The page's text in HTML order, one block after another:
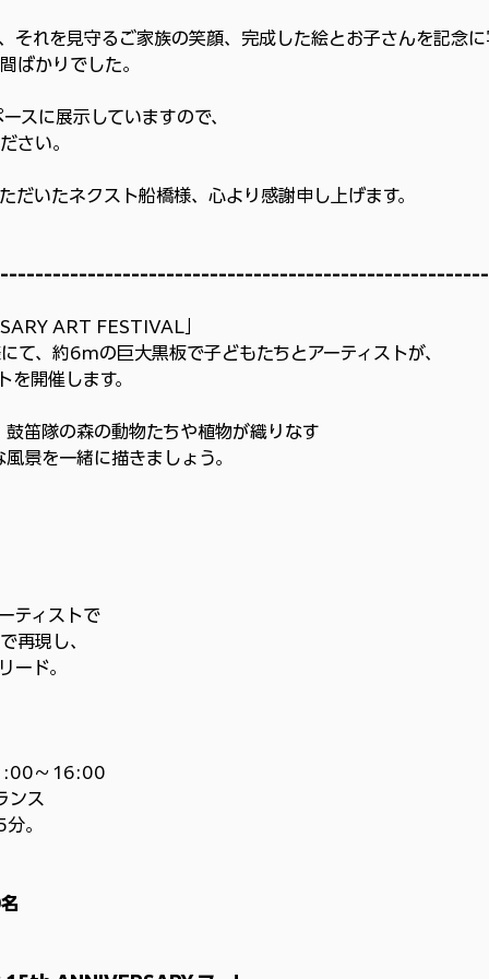
それを見守るご家族の笑顔、完成した絵とお子さんを記念に
ばかりでした。
スに展示していますので、
さい。
だいたネクスト船橋様、心より感謝申し上げます。
ART FESTIVAL」
て、約6mの巨大黒板で子どもたちとアーティストが、
を開催します。
笛隊の森の動物たちや植物が織りなす
景を一緒に描きましょう。
ティストで
再現し、
ード。
〜16:00
ンス
。